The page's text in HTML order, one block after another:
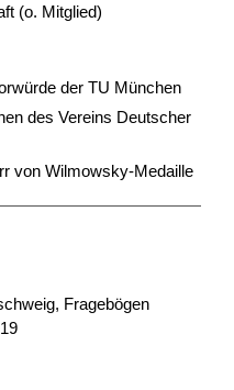
(o. Mitglied)
der TU München
des Vereins Deutscher
von Wilmowsky-Medaille
Fragebögen